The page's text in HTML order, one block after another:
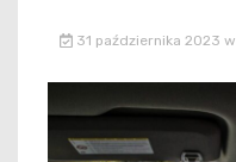
31 października 2023 w